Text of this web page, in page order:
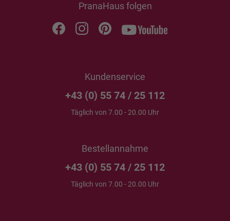
PranaHaus folgen
Kundenservice
+43 (0) 55 74 / 25 112
Täglich von 7.00 - 20.00 Uhr
Bestellannahme
+43 (0) 55 74 / 25 112
Täglich von 7.00 - 20.00 Uhr